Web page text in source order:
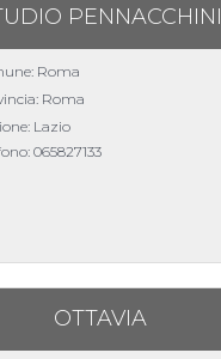
PENNACCHINI
Roma
Roma
Lazio
065827133
OTTAVIA